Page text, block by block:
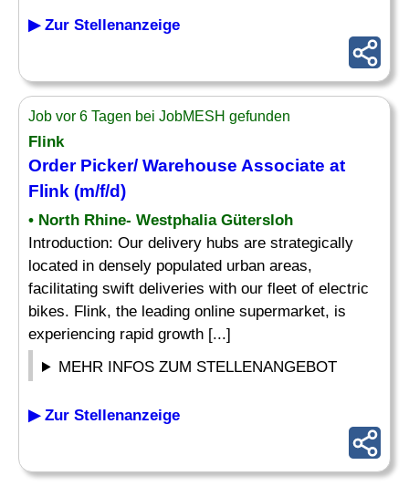
▶ Zur Stellenanzeige
Job vor 6 Tagen bei JobMESH gefunden
Flink
Order Picker/ Warehouse Associate at
Flink (m/f/d)
• North Rhine- Westphalia Gütersloh
Introduction: Our delivery hubs are strategically
located in densely populated urban areas,
facilitating swift deliveries with our fleet of electric
bikes. Flink, the leading online supermarket, is
experiencing rapid growth [...]
MEHR INFOS ZUM STELLENANGEBOT
▶ Zur Stellenanzeige